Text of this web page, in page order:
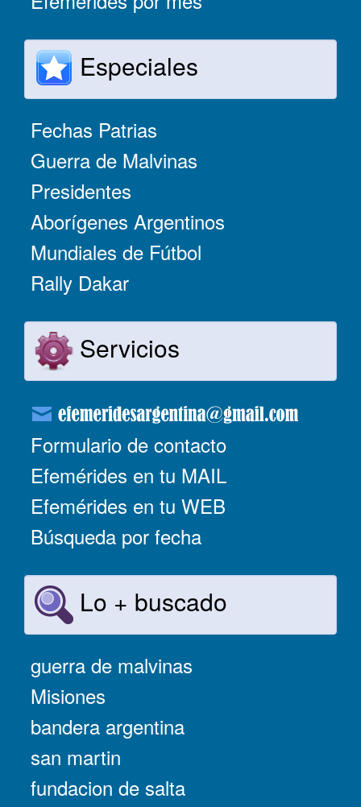
Especiales
Fechas Patrias
Guerra de Malvinas
Presidentes
Aborígenes Argentinos
Mundiales de Fútbol
Rally Dakar
Servicios
Formulario de contacto
Efemérides en tu MAIL
Efemérides en tu WEB
Búsqueda por fecha
Lo + buscado
guerra de malvinas
Misiones
bandera argentina
san martin
fundacion de salta